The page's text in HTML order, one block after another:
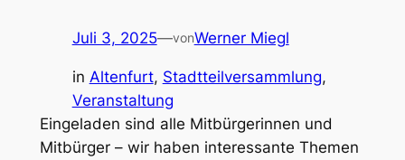
Juli 3, 2025—vonWerner Miegl
in Altenfurt, Stadtteilversammlung
Veranstaltung
Eingeladen sind alle Mitbürgerinnen und
Mitbürger – wir haben interessante Themen